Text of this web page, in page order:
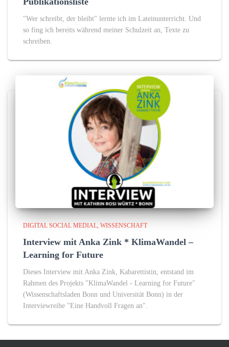
"Wer schreibt, der bleibt" lernte ich im Lateinunterricht. Und
so fing ich bereits während meiner Schulzeit an, Texte zu
schreiben.
DIGITAL SOCIAL MEDIAL WISSENSCHAFT
Interview mit Anka Zink * KlimaWandel –
Learning for Future
Dieses Interview mit Anka Zink, Kabarettistin, entstand im
Rahmen des Projekts "KlimaWandel - Learning for Future"
(Wissenschaftsladen Bonn und Universität Bonn) in der
Interviewreihe "Eine Handvoll Fragen an".